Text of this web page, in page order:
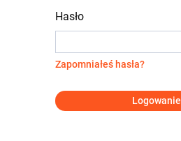
Hasło
Zapomniałeś hasła?
Logowanie